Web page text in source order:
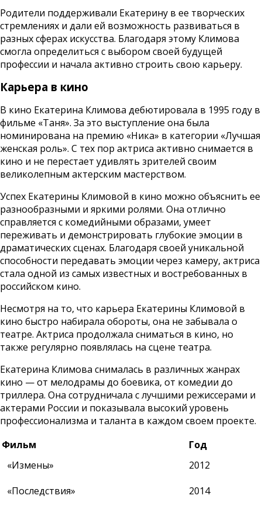
Родители поддерживали Екатерину в ее творческих
стремлениях и дали ей возможность развиваться в
разных сферах искусства. Благодаря этому Климова
смогла определиться с выбором своей будущей
профессии и начала активно строить свою карьеру.
Карьера в кино
В кино Екатерина Климова дебютировала в 1995 году в
фильме «Таня». За это выступление она была
номинирована на премию «Ника» в категории «Лучшая
женская роль». С тех пор актриса активно снимается в
кино и не перестает удивлять зрителей своим
великолепным актерским мастерством.
Успех Екатерины Климовой в кино можно объяснить ее
разнообразными и яркими ролями. Она отлично
справляется с комедийными образами, умеет
переживать и демонстрировать глубокие эмоции в
драматических сценах. Благодаря своей уникальной
способности передавать эмоции через камеру, актриса
стала одной из самых известных и востребованных в
российском кино.
Несмотря на то, что карьера Екатерины Климовой в
кино быстро набирала обороты, она не забывала о
театре. Актриса продолжала сниматься в кино, но
также регулярно появлялась на сцене театра.
Екатерина Климова снималась в различных жанрах
кино — от мелодрамы до боевика, от комедии до
триллера. Она сотрудничала с лучшими режиссерами и
актерами России и показывала высокий уровень
профессионализма и таланта в каждом своем проекте.
Фильм
Год
«Измены»
2012
«Последствия»
2014